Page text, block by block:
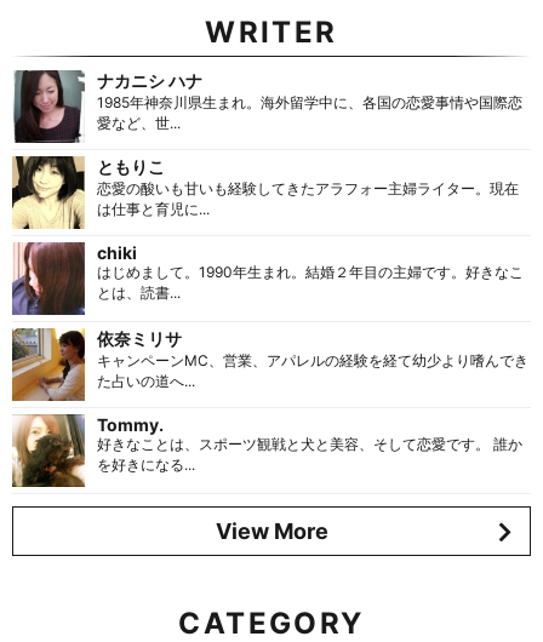
WRITER
ナカニシ ハナ
1985年神奈川県生まれ。海外留学中に、各国の恋愛事情や国際恋
愛など、世...
ともりこ
恋愛の酸いも甘いも経験してきたアラフォー主婦ライター。現在
は仕事と育児に...
chiki
はじめまして。1990年生まれ。結婚２年目の主婦です。好きなこ
とは、読書...
依奈ミリサ
キャンペーンMC、営業、アパレルの経験を経て幼少より嗜んでき
た占いの道へ...
Tommy.
好きなことは、スポーツ観戦と犬と美容、そして恋愛です。 誰か
を好きになる...
View More
CATEGORY